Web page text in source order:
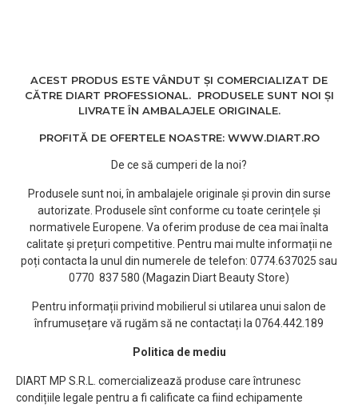
ACEST PRODUS ESTE VÂNDUT ȘI COMERCIALIZAT DE
CĂTRE DIART PROFESSIONAL. PRODUSELE SUNT NOI ȘI
LIVRATE ÎN AMBALAJELE ORIGINALE.
PROFITĂ DE OFERTELE NOASTRE: WWW.DIART.RO
De ce să cumperi de la noi?
Produsele sunt noi, în ambalajele originale și provin din surse
autorizate. Produsele sînt conforme cu toate cerințele și
normativele Europene. Va oferim produse de cea mai înalta
calitate și prețuri competitive. Pentru mai multe informații ne
poți contacta la unul din numerele de telefon: 0774.637025 sau
0770 837 580 (Magazin Diart Beauty Store)
Pentru informații privind mobilierul si utilarea unui salon de
înfrumusețare vă rugăm să ne contactați la 0764.442.189
Politica de mediu
DIART MP S.R.L. comercializează produse care întrunesc
condițiile legale pentru a fi calificate ca fiind echipamente